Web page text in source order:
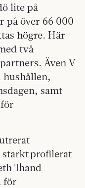
lite på
på över 66 000
högre. Här
två
Även V
samt
profilerat
Thand
för